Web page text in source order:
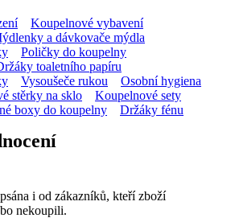
Koupelnové vybavení
a dávkovače mýdla
Poličky do koupelny
toaletního papíru
Vysoušeče rukou
Osobní hygiena
stěrky na sklo
Koupelnové sety
boxy do koupelny Držáky fénu
i od zákazníků, kteří zboží
nekoupili.